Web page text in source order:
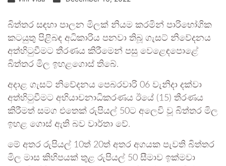
බිත්තර සඳහා පාලන මිලක් නියම කරමින් පාරිභෝගික
කටයුතු පිළිබඳ අධිකාරිය පනවා තිබූ ගැසට් නිවේදනය
අත්හිටුවීමට තීරණය කිරීමෙන් පසු වෙළෙඳපොළේ
බිත්තර මිල ඉහළගොස් තිබේ.
අදාළ ගැසට් නිවේදනය පෙබරවාරි 06 වැනිදා දක්වා
අත්හිටුවීමට අභියාචනාධිකරණය ඊයේ (15) තීරණය
කිරීමත් සමග එතෙක් රුපියල් 50ට අලෙවි වූ බිත්තර මිල
ඉහළ ගොස් ඇති බව වාර්තා වේ.
මේ අතර රුපියල් 10ත් 20ත් අතර අගයක පැවති බිත්තර
මිල මාස කිහිපයක් තුළ රුපියල් 50 සීමාව ඉක්මවා